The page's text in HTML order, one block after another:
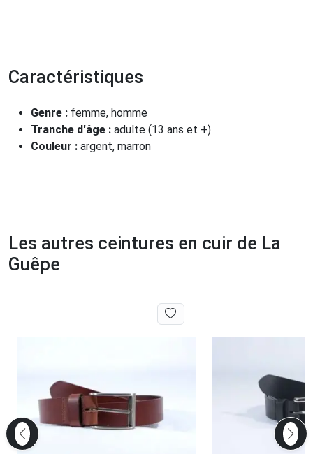
Caractéristiques
Genre : femme, homme
Tranche d'âge : adulte (13 ans et +)
Couleur : argent, marron
Les autres ceintures en cuir de La
Guêpe